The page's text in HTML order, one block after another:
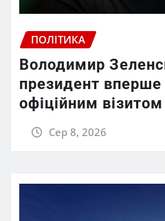
ПОЛІТИКА
Володимир
президент вперше
офіційним
Сер 8, 2026